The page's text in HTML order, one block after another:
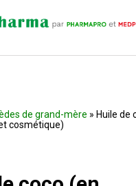
de grand-mère » Huile de
cosmétique)